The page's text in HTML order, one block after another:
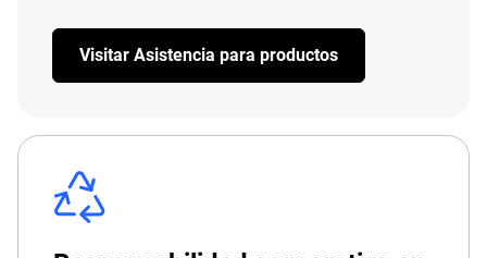
Visitar Asistencia para productos